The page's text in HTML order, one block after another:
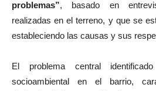
problemas”, basado en
realizadas en el terreno, y que se
estableciendo las causas y sus
El problema central
socioambiental en el barrio,